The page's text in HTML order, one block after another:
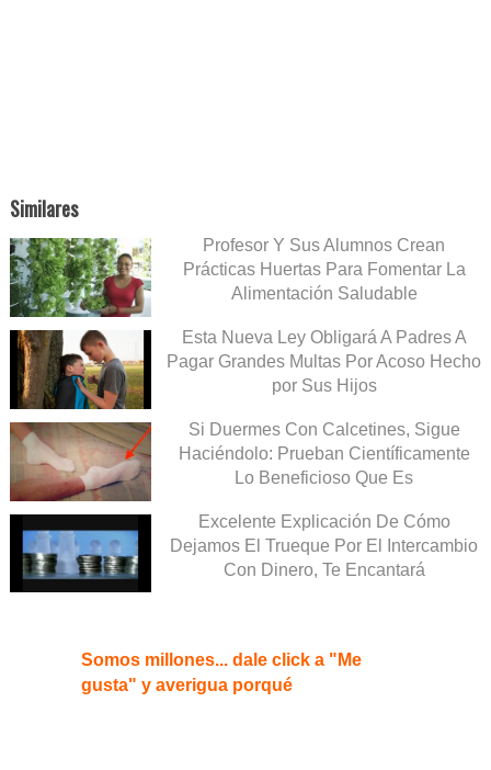
Similares
Profesor Y Sus Alumnos Crean
Prácticas Huertas Para Fomentar La
Alimentación Saludable
Esta Nueva Ley Obligará A Padres A
Pagar Grandes Multas Por Acoso Hecho
por Sus Hijos
Si Duermes Con Calcetines, Sigue
Haciéndolo: Prueban Científicamente
Lo Beneficioso Que Es
Excelente Explicación De Cómo
Dejamos El Trueque Por El Intercambio
Con Dinero, Te Encantará
Somos millones... dale click a "Me
gusta" y averigua porqué